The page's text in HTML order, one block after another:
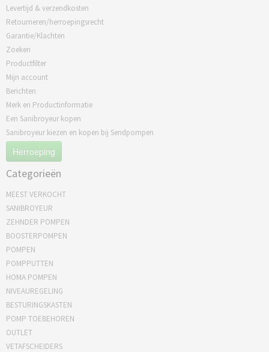
Levertijd & verzendkosten
Retourneren/herroepingsrecht
Garantie/Klachten
Zoeken
Productfilter
Mijn account
Berichten
Merk en Productinformatie
Een Sanibroyeur kopen
Sanibroyeur kiezen en kopen bij Sendpompen
Herroeping
Categorieën
MEEST VERKOCHT
SANIBROYEUR
ZEHNDER POMPEN
BOOSTERPOMPEN
POMPEN
POMPPUTTEN
HOMA POMPEN
NIVEAUREGELING
BESTURINGSKASTEN
POMP TOEBEHOREN
OUTLET
VETAFSCHEIDERS